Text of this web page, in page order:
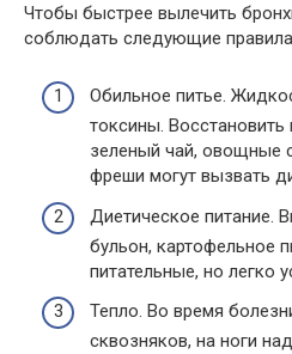
Чтобы быстрее вылечить
соблюдать следующие
Обильное питье.
токсины.
зеленый чай, овощные
фреши могут вызвать
Диетическое питание.
бульон, картофельное
питательные, но легко
Тепло. Во время
сквозняков, на ноги